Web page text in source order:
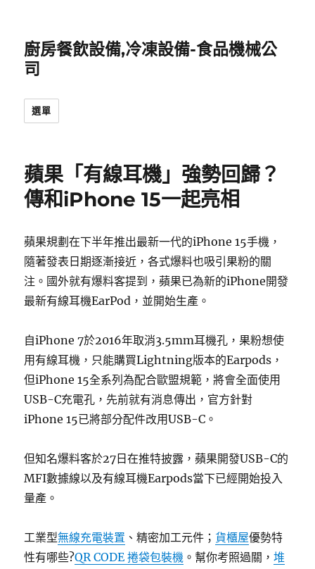
廚房餐飲設備,冷凍設備-食品機械公
司
選單
蘋果「有線耳機」強勢回歸？
傳和iPhone 15一起亮相
蘋果規劃在下半年推出最新一代的iPhone 15手機，
隨著發表日期逐漸接近，各式爆料也吸引果粉的關
注。國外就有爆料客提到，蘋果已為新的iPhone開發
最新有線耳機EarPod，並開始生產。
自iPhone 7於2016年取消3.5mm耳機孔，果粉想使
用有線耳機，只能購買Lightning版本的Earpods，
但iPhone 15全系列為配合歐盟規範，將會全面使用
USB-C充電孔，先前就有消息傳出，官方針對
iPhone 15已將部分配件改用USB-C。
但知名爆料客於27日在推特披露，蘋果開發USB-C的
MFI數據線以及有線耳機Earpods當下已經開始投入
量產。
工業型無線充電裝置 、精密加工元件； 貨櫃屋優勢特
性有哪些?QR CODE 捲袋包裝機 。幫你考照過關，堆